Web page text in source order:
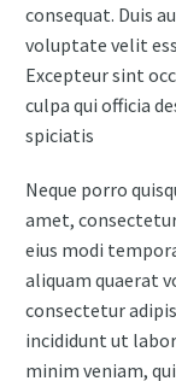
consequat. Duis
voluptate velit
Excepteur sint
culpa qui officia
spiciatis
Neque porro
amet,
eius modi
aliquam quaerat
consectetur
incididunt ut
minim veniam,